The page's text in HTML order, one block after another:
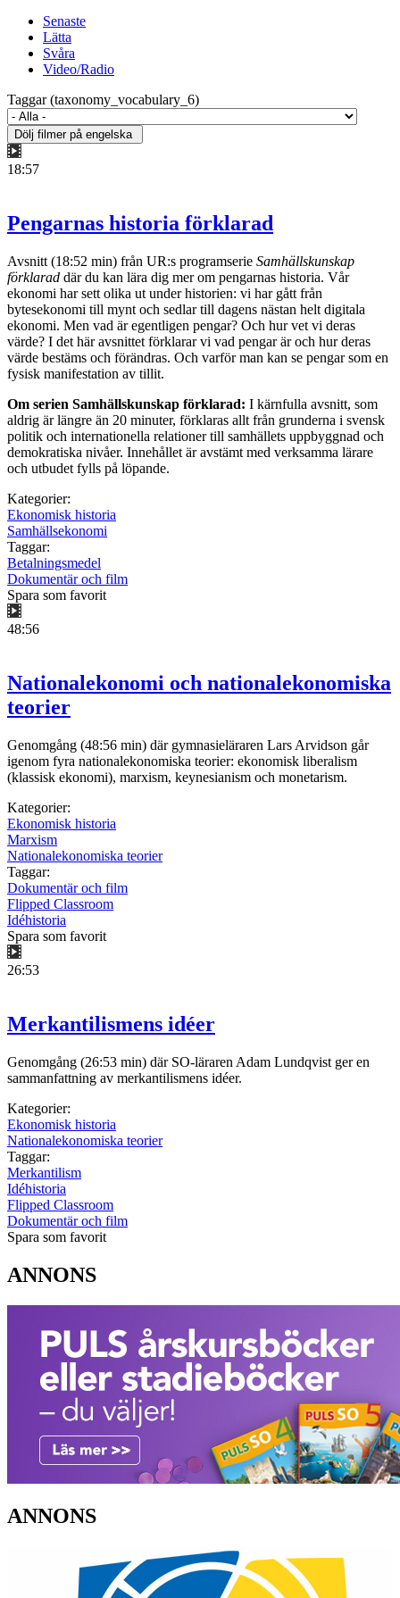
Senaste
Lätta
Svåra
Video/Radio
Taggar (taxonomy_vocabulary_6)
18:57
Pengarnas historia förklarad
Avsnitt (18:52 min) från UR:s programserie Samhällskunskap
förklarad där du kan lära dig mer om pengarnas historia. Vår
ekonomi har sett olika ut under historien: vi har gått från
bytesekonomi till mynt och sedlar till dagens nästan helt digitala
ekonomi. Men vad är egentligen pengar? Och hur vet vi deras
värde? I det här avsnittet förklarar vi vad pengar är och hur deras
värde bestäms och förändras. Och varför man kan se pengar som en
fysisk manifestation av tillit.
Om serien Samhällskunskap förklarad: I kärnfulla avsnitt, som
aldrig är längre än 20 minuter, förklaras allt från grunderna i svensk
politik och internationella relationer till samhällets uppbyggnad och
demokratiska nivåer. Innehållet är avstämt med verksamma lärare
och utbudet fylls på löpande.
Kategorier:
Ekonomisk historia
Samhällsekonomi
Taggar:
Betalningsmedel
Dokumentär och film
Spara som favorit
48:56
Nationalekonomi och nationalekonomiska
teorier
Genomgång (48:56 min) där gymnasieläraren Lars Arvidson går
igenom fyra nationalekonomiska teorier: ekonomisk liberalism
(klassisk ekonomi), marxism, keynesianism och monetarism.
Kategorier:
Ekonomisk historia
Marxism
Nationalekonomiska teorier
Taggar:
Dokumentär och film
Flipped Classroom
Idéhistoria
Spara som favorit
26:53
Merkantilismens idéer
Genomgång (26:53 min) där SO-läraren Adam Lundqvist ger en
sammanfattning av merkantilismens idéer.
Kategorier:
Ekonomisk historia
Nationalekonomiska teorier
Taggar:
Merkantilism
Idéhistoria
Flipped Classroom
Dokumentär och film
Spara som favorit
ANNONS
ANNONS